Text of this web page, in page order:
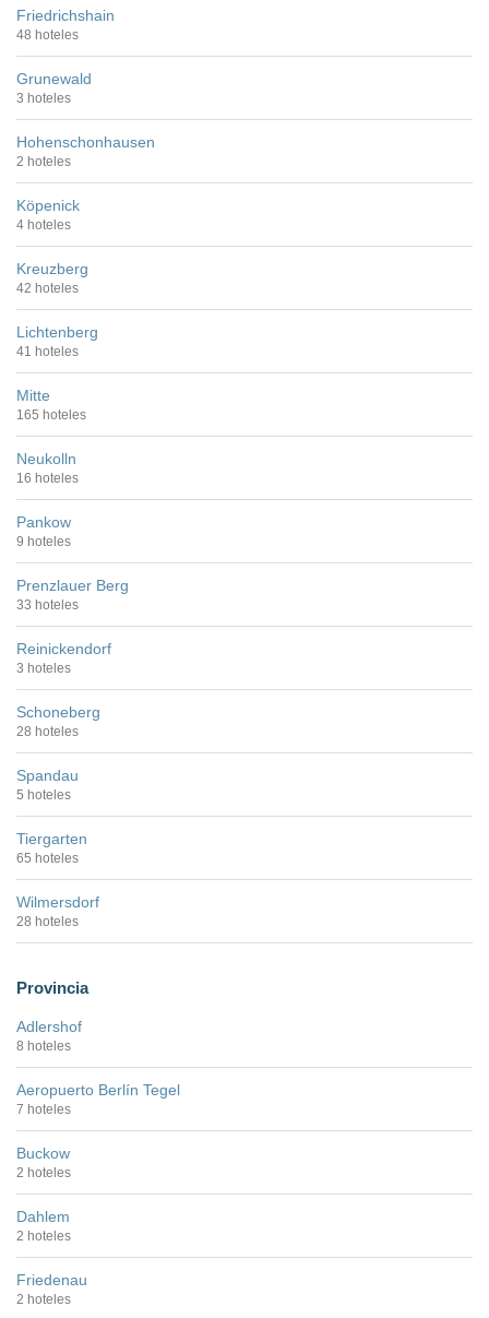
Friedrichshain
48 hoteles
Grunewald
3 hoteles
Hohenschonhausen
2 hoteles
Köpenick
4 hoteles
Kreuzberg
42 hoteles
Lichtenberg
41 hoteles
Mitte
165 hoteles
Neukolln
16 hoteles
Pankow
9 hoteles
Prenzlauer Berg
33 hoteles
Reinickendorf
3 hoteles
Schoneberg
28 hoteles
Spandau
5 hoteles
Tiergarten
65 hoteles
Wilmersdorf
28 hoteles
Provincia
Adlershof
8 hoteles
Aeropuerto Berlín Tegel
7 hoteles
Buckow
2 hoteles
Dahlem
2 hoteles
Friedenau
2 hoteles